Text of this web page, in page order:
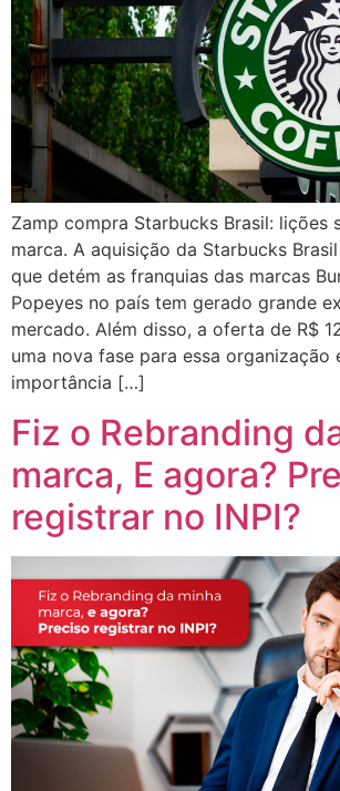
Zamp compra Starbucks Brasil: lições
marca. A aquisição da Starbucks
que detém as franquias das marcas
Popeyes no país tem gerado grande
mercado. Além disso, a oferta de R$
uma nova fase para essa organização
importância […]
Fiz o Rebranding
marca, E agora?
registrar no INPI?